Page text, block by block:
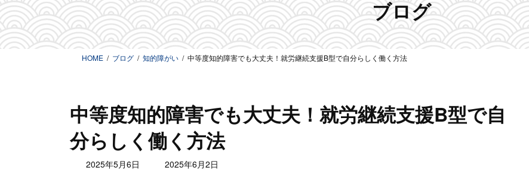
ブログ
HOME ブログ 知的障がい 中等度知的障害でも大丈夫！就労継続支援B型で自分らしく働く方法
中等度知的障害でも大丈夫！就労継続支援B型で自
分らしく働く方法
2025年5月6日
最
2025年6月2日